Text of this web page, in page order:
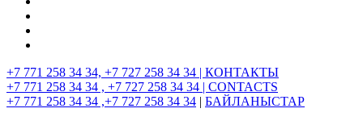
+7 771 258 34 34, +7 727 258 34 34 | КОНТАКТЫ
+7 771 258 34 34 , +7 727 258 34 34 | CONTACTS
+7 771 258 34 34 ,+7 727 258 34 34 | БАЙЛАНЫСТАР